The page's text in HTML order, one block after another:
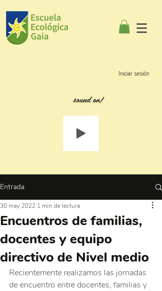
Iniciar sesión
sound on!
Entrada
Encuentros de familias,
docentes y equipo
directivo de Nivel medio
30 may 2022 1 min de lectura
Recientemente realizamos las jornadas
de encuentro entre docentes, familias y